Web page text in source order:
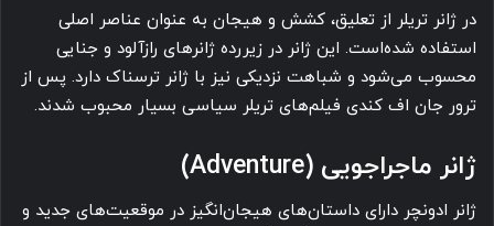
در ژانر تریلر از تعلیق، کشش و هیجان به عنوان عناصر اصلی
استفاده شده‌است. این ژانر در زیررده ژانرهای رازآلود و جنایی
محسوب می‌شود و شباهت نزدیکی نیز با ژانر ترسناک دارد. پس از
ترور جان اف کندی فیلم‌های تریلر سیاسی بسیار محبوب شدند.
ژانر ماجراجویی (Adventure)
ژانر ادونچر دارای داستان‌های هیجان‌انگیز در موقعیت‌های جدید و